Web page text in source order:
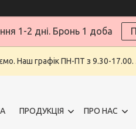
1-2 дні. Бронь 1 доба
Наш графік ПН-ПТ з 9.30-
ПРОДУКЦІЯ ПРО НАС